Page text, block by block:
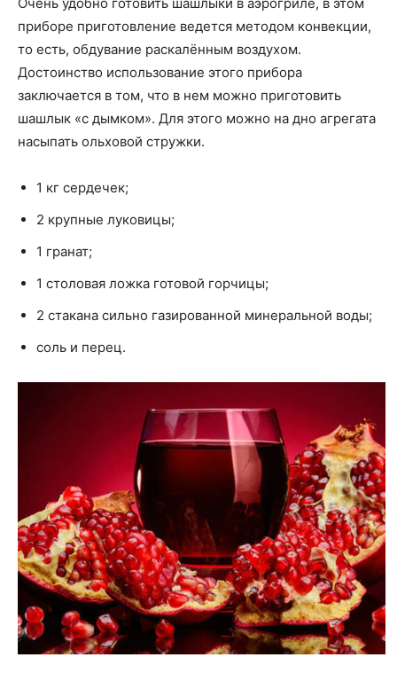
приборе приготовление ведется методом конвекции,
то есть, обдувание раскалённым воздухом.
Достоинство использование этого прибора
заключается в том, что в нем можно приготовить
шашлык «с дымком». Для этого можно на дно агрегата
насыпать ольховой стружки.
1 кг сердечек;
2 крупные луковицы;
1 гранат;
1 столовая ложка готовой горчицы;
2 стакана сильно газированной минеральной воды;
соль и перец.